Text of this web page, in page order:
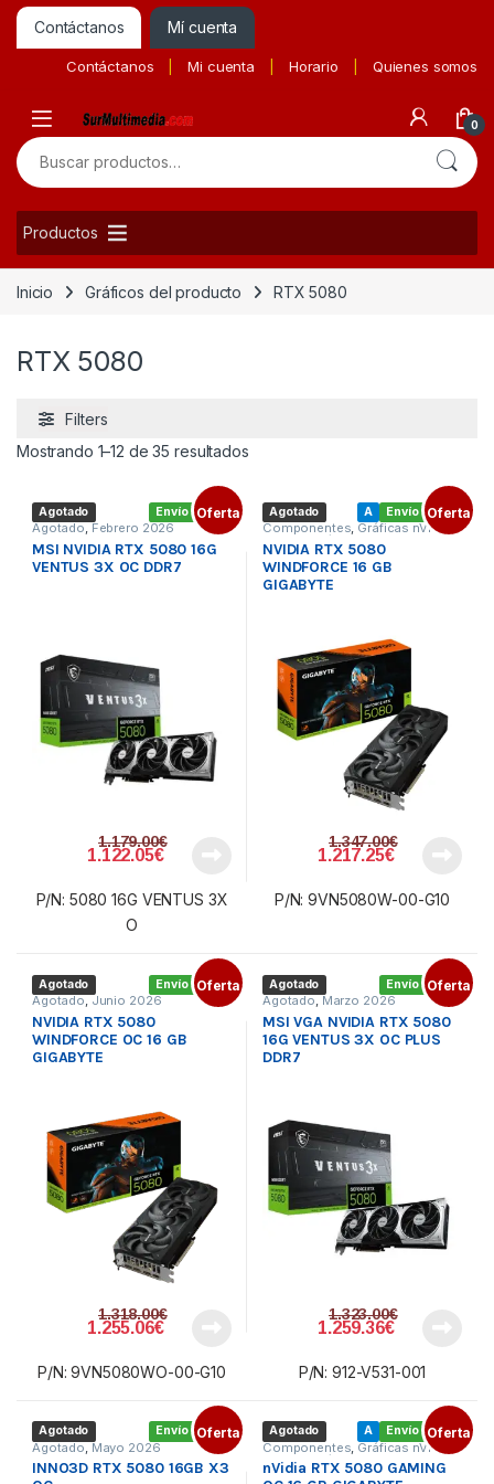
Contáctanos Mí cuenta
Contáctanos Mi cuenta Horario Quienes somos
0
Buscar por:
Productos
Inicio Gráficos del producto RTX 5080
RTX 5080
Filters
Mostrando 1–12 de 35 resultadosOrdenado por precio: bajo a alto
Envío gratis
Agotado Oferta
Agotado, Febrero 2026
MSI NVIDIA RTX 5080 16G
VENTUS 3X OC DDR7
1.122.05€
1.179.00€
P/N: 5080 16G VENTUS 3X
O
Envío gratis
A
Agotado Oferta
Componentes, Gráficas nVidia
Tarjetas gráficas
NVIDIA RTX 5080
WINDFORCE 16 GB
GIGABYTE
1.217.25€
1.347.00€
P/N: 9VN5080W-00-G10
Envío gratis
Agotado Oferta
Agotado,Junio 2026
NVIDIA RTX 5080
WINDFORCE OC 16 GB
GIGABYTE
1.255.06€
1.318.00€
P/N: 9VN5080WO-00-G10
Envío gratis
Agotado Oferta
Agotado,Marzo 2026
MSI VGA NVIDIA RTX 5080
16G VENTUS 3X OC PLUS
DDR7
1.259.36€
1.323.00€
P/N: 912-V531-001
Envío gratis
Agotado Oferta
Agotado,Mayo 2026
INNO3D RTX 5080 16GB X3
Envío gratis
A
Agotado Oferta
Componentes ,Gráficas nVidia
Tarjetas gráficas
nVidia RTX 5080 GAMING